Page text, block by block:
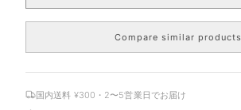
Compare similar products
国内送料 ¥300・2〜5営業日でお届け